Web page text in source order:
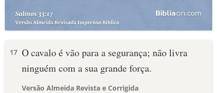
17 O cavalo é vão para a segurança; não livra
ninguém com a sua grande força.
Versão Almeida Revista e Corrigida